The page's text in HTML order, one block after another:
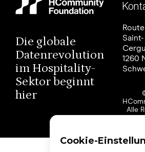
Die globale
Datenrevolution
im Hospitality-
Sektor beginnt
hier
Saint-
1260
Alle
Cookie-